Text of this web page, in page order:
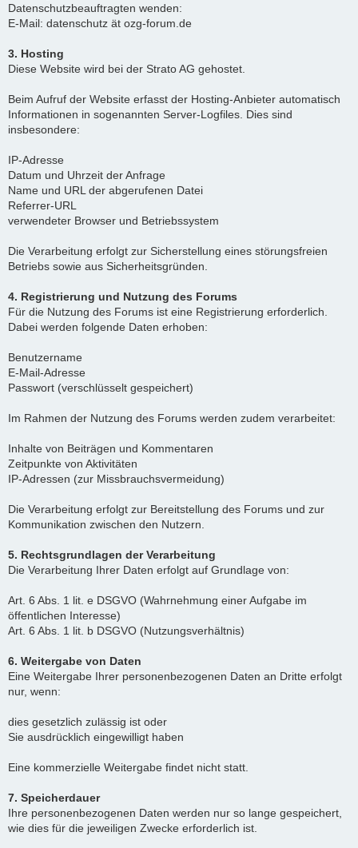
Datenschutzbeauftragten wenden:
E-Mail: datenschutz ät ozg-forum.de
3. Hosting
Diese Website wird bei der Strato AG gehostet.
Beim Aufruf der Website erfasst der Hosting-Anbieter automatisch
Informationen in sogenannten Server-Logfiles. Dies sind
insbesondere:
IP-Adresse
Datum und Uhrzeit der Anfrage
Name und URL der abgerufenen Datei
Referrer-URL
verwendeter Browser und Betriebssystem
Die Verarbeitung erfolgt zur Sicherstellung eines störungsfreien
Betriebs sowie aus Sicherheitsgründen.
4. Registrierung und Nutzung des Forums
Für die Nutzung des Forums ist eine Registrierung erforderlich.
Dabei werden folgende Daten erhoben:
Benutzername
E-Mail-Adresse
Passwort (verschlüsselt gespeichert)
Im Rahmen der Nutzung des Forums werden zudem verarbeitet:
Inhalte von Beiträgen und Kommentaren
Zeitpunkte von Aktivitäten
IP-Adressen (zur Missbrauchsvermeidung)
Die Verarbeitung erfolgt zur Bereitstellung des Forums und zur
Kommunikation zwischen den Nutzern.
5. Rechtsgrundlagen der Verarbeitung
Die Verarbeitung Ihrer Daten erfolgt auf Grundlage von:
Art. 6 Abs. 1 lit. e DSGVO (Wahrnehmung einer Aufgabe im
öffentlichen Interesse)
Art. 6 Abs. 1 lit. b DSGVO (Nutzungsverhältnis)
6. Weitergabe von Daten
Eine Weitergabe Ihrer personenbezogenen Daten an Dritte erfolgt
nur, wenn:
dies gesetzlich zulässig ist oder
Sie ausdrücklich eingewilligt haben
Eine kommerzielle Weitergabe findet nicht statt.
7. Speicherdauer
Ihre personenbezogenen Daten werden nur so lange gespeichert,
wie dies für die jeweiligen Zwecke erforderlich ist.